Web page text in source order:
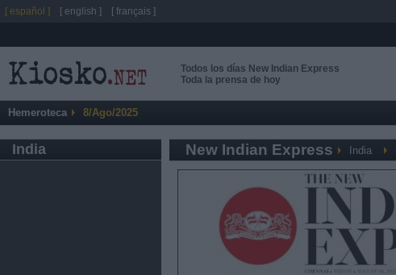
Todos los días New Indian Express
Toda la prensa de hoy
Hemeroteca 8/Ago/2025
India New Indian Express India
[ español ] [ english ] [ français ]